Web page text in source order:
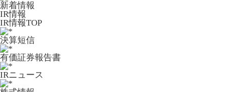
新着情報
IR情報
IR情報TOP
決算短信
有価証券報告書
IRニュース